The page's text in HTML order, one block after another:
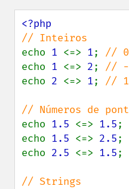
echo 1 <=> 1;
echo 1 <=> 2;
echo 2 <=> 1; // 1
echo 1.5 <=> 1.5;
echo 1.5 <=> 2.5;
echo 2.5 <=> 1.5;